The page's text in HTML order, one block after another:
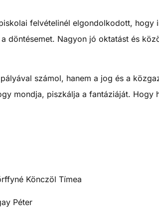
felvételinél elgondolkodott, hogy
döntésemet. Nagyon jó oktatást és
számol, hanem a jog és a
mondja, piszkálja a fantáziáját. Hogy
Könczöl Tímea
Péter